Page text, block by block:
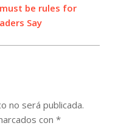
be rules for
Say
no será publicada.
con *